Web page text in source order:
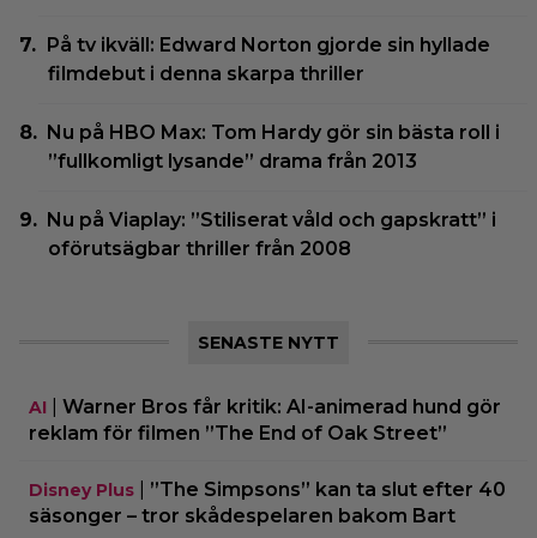
På tv ikväll: Edward Norton gjorde sin hyllade
filmdebut i denna skarpa thriller
Nu på HBO Max: Tom Hardy gör sin bästa roll i
”fullkomligt lysande” drama från 2013
Nu på Viaplay: ”Stiliserat våld och gapskratt” i
oförutsägbar thriller från 2008
SENASTE NYTT
AI
Warner Bros får kritik: AI-animerad hund gör
reklam för filmen ”The End of Oak Street”
Disney Plus
”The Simpsons” kan ta slut efter 40
säsonger – tror skådespelaren bakom Bart